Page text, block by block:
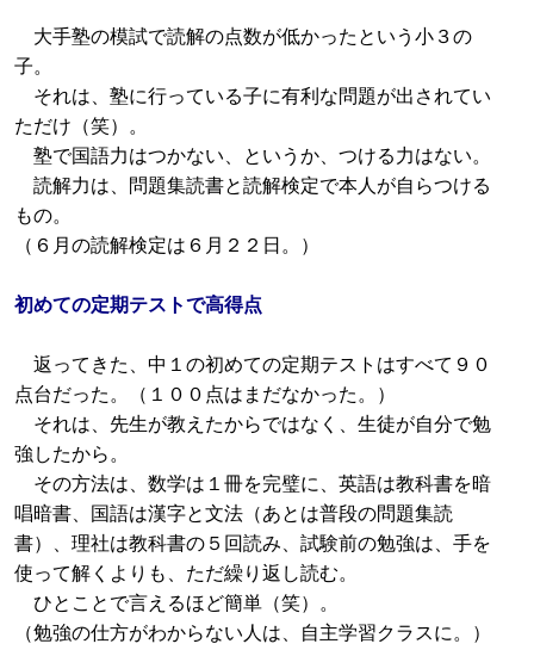
大手塾の模試で読解の点数が低かったという小３の
子。
それは、塾に行っている子に有利な問題が出されてい
ただけ（笑）。
塾で国語力はつかない、というか、つける力はない。
読解力は、問題集読書と読解検定で本人が自らつける
もの。
（６月の読解検定は６月２２日。）
初めての定期テストで高得点
返ってきた、中１の初めての定期テストはすべて９０
点台だった。（１００点はまだなかった。）
それは、先生が教えたからではなく、生徒が自分で勉
強したから。
その方法は、数学は１冊を完璧に、英語は教科書を暗
唱暗書、国語は漢字と文法（あとは普段の問題集読
書）、理社は教科書の５回読み、試験前の勉強は、手を
使って解くよりも、ただ繰り返し読む。
ひとことで言えるほど簡単（笑）。
（勉強の仕方がわからない人は、自主学習クラスに。）